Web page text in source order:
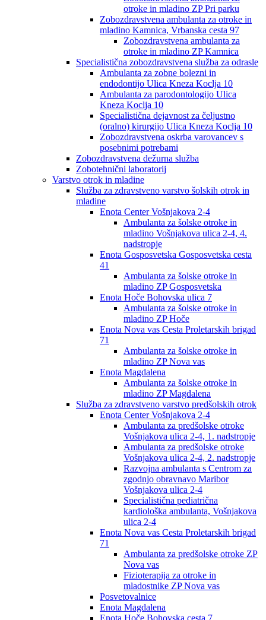
otroke in mladino ZP Pri parku
Zobozdravstvena ambulanta za otroke in
mladino Kamnica, Vrbanska cesta 97
Zobozdravstvena ambulanta za
otroke in mladino ZP Kamnica
Specialistična zobozdravstvena služba za odrasle
Ambulanta za zobne bolezni in
endodontijo Ulica Kneza Koclja 10
Ambulanta za parodontologijo Ulica
Kneza Koclja 10
Specialistična dejavnost za čeljustno
(oralno) kirurgijo Ulica Kneza Koclja 10
Zobozdravstvena oskrba varovancev s
posebnimi potrebami
Zobozdravstvena dežurna služba
Zobotehnični laboratorij
Varstvo otrok in mladine
Služba za zdravstveno varstvo šolskih otrok in
mladine
Enota Center Vošnjakova 2-4
Ambulanta za šolske otroke in
mladino Vošnjakova ulica 2-4, 4.
nadstropje
Enota Gosposvetska Gosposvetska cesta
41
Ambulanta za šolske otroke in
mladino ZP Gosposvetska
Enota Hoče Bohovska ulica 7
Ambulanta za šolske otroke in
mladino ZP Hoče
Enota Nova vas Cesta Proletarskih brigad
71
Ambulanta za šolske otroke in
mladino ZP Nova vas
Enota Magdalena
Ambulanta za šolske otroke in
mladino ZP Magdalena
Služba za zdravstveno varstvo predšolskih otrok
Enota Center Vošnjakova 2-4
Ambulanta za predšolske otroke
Vošnjakova ulica 2-4, 1. nadstropje
Ambulanta za predšolske otroke
Vošnjakova ulica 2-4, 2. nadstropje
Razvojna ambulanta s Centrom za
zgodnjo obravnavo Maribor
Vošnjakova ulica 2-4
Specialistična pediatrična
kardiološka ambulanta, Vošnjakova
ulica 2-4
Enota Nova vas Cesta Proletarskih brigad
71
Ambulanta za predšolske otroke ZP
Nova vas
Fizioterapija za otroke in
mladostnike ZP Nova vas
Posvetovalnice
Enota Magdalena
Enota Hoče Bohovska cesta 7